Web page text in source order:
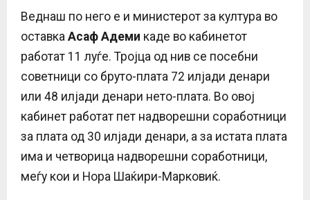
Веднаш по него е и министерот за култура во
оставка Асаф Адеми каде во кабинетот
работат 11 луѓе. Тројца од нив се посебни
советници со бруто-плата 72 илјади денари
или 48 илјади денари нето-плата. Во овој
кабинет работат пет надворешни соработници
за плата од 30 илјади денари, а за истата плата
има и четворица надворешни соработници,
меѓу кои и Нора Шаќири-Марковиќ.